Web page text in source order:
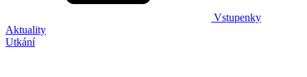
Vstupenky
Aktuality
Utkání